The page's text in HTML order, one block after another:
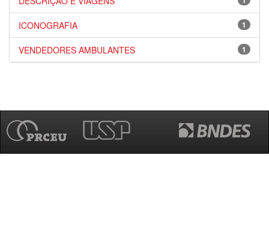
1
ICONOGRAFIA
1
VENDEDORES AMBULANTES